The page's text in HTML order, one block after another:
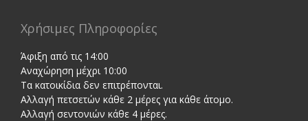
Χρήσιμες Πληροφορίες
Άφιξη από τις 14:00
Αναχώρηση μέχρι 10:00
Τα κατοικίδια δεν επιτρέπονται.
Αλλαγή πετσετών κάθε 2 μέρες για κάθε άτομο.
Αλλαγή σεντονιών κάθε 4 μέρες.